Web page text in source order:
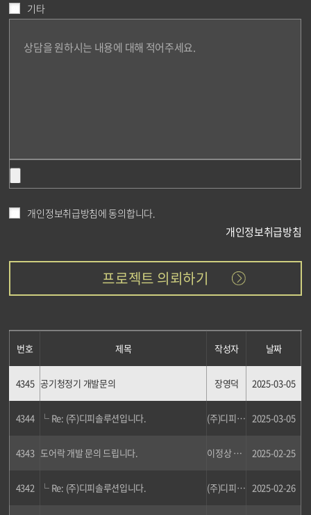
기타
개인정보취급방침에 동의합니다.
개인정보취급방침
번호 제목 작성자 날짜
4345 공기청정기 개발문의 장영덕 2025-03-05
4344 └ Re: (주)디피솔루션입니다. (주)디피솔루션 2025-03-05
4343 도어락 개발 문의 드립니다. 이정상 차장 2025-02-25
4342 └ Re: (주)디피솔루션입니다. (주)디피솔루션 2025-02-26